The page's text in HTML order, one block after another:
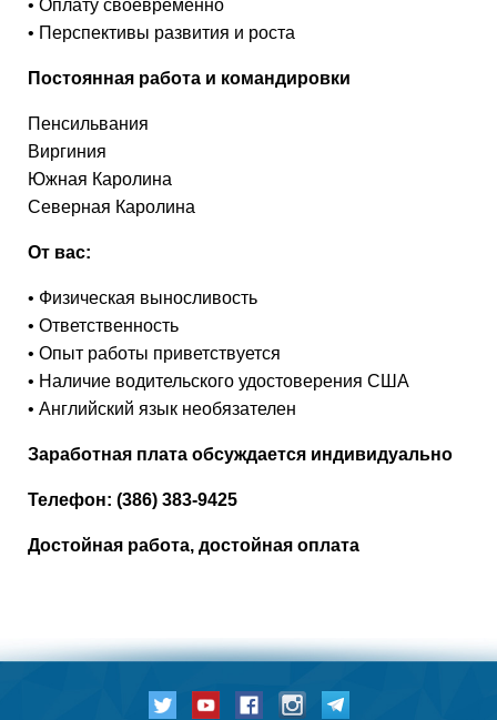
• Оплату своевременно
• Перспективы развития и роста
Постоянная работа и командировки
Пенсильвания
Виргиния
Южная Каролина
Северная Каролина
От вас:
• Физическая выносливость
• Ответственность
• Опыт работы приветствуется
• Наличие водительского удостоверения США
• Английский язык необязателен
Заработная плата обсуждается индивидуально
Телефон: (386) 383-9425
Достойная работа, достойная оплата